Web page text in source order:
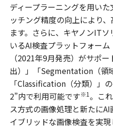
ディープラーニングを用い
ッチング精度の向上により
ます。さらに、キヤノンIT
いるAI検査プラットフォー
（2021年9月発売）がサポ
出）」「Segmentation（領
「Classification（分類）」
2”内で利用可能です※1 。こ
ス方式の画像処理と新たに
イブリッドな画像検査を実現